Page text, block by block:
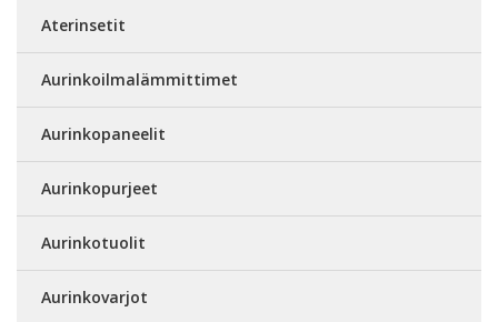
Aterinsetit
Aurinkoilmalämmittimet
Aurinkopaneelit
Aurinkopurjeet
Aurinkotuolit
Aurinkovarjot